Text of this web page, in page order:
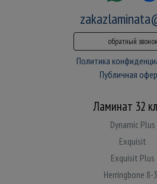
обратный звонок
Политика
Публичная
Ламинат 32
Dynamic Plus
Exquisit
Exquisit Plus
Herringbone 8-